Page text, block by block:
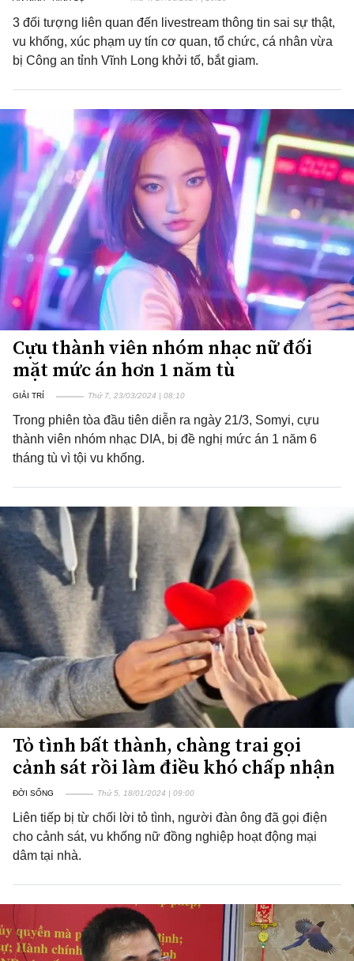
3 đối tượng liên quan đến livestream thông tin sai sự thật,
vu khống, xúc phạm uy tín cơ quan, tổ chức, cá nhân vừa
bị Công an tỉnh Vĩnh Long khởi tố, bắt giam.
Cựu thành viên nhóm nhạc nữ đối
mặt mức án hơn 1 năm tù
GIẢI TRÍ Thứ 7, 23/03/2024 | 08:10
Trong phiên tòa đầu tiên diễn ra ngày 21/3, Somyi, cựu
thành viên nhóm nhạc DIA, bị đề nghị mức án 1 năm 6
tháng tù vì tội vu khống.
Tỏ tình bất thành, chàng trai gọi
cảnh sát rồi làm điều khó chấp nhận
ĐỜI SỐNG Thứ 5, 18/01/2024 | 09:00
Liên tiếp bị từ chối lời tỏ tình, người đàn ông đã gọi điện
cho cảnh sát, vu khống nữ đồng nghiệp hoạt động mại
dâm tại nhà.